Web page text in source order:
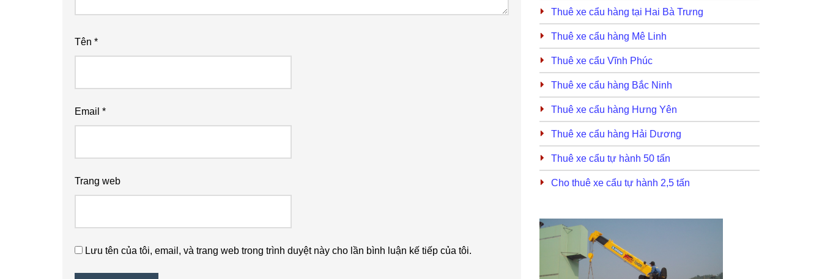
Tên *
Email *
Trang web
Lưu tên của tôi, email, và trang web trong trình duyệt này cho lần bình luận kế tiếp của tôi.
Thuê xe cẩu hàng tại Hai Bà Trưng
Thuê xe cẩu hàng Mê Linh
Thuê xe cẩu Vĩnh Phúc
Thuê xe cẩu hàng Bắc Ninh
Thuê xe cẩu hàng Hưng Yên
Thuê xe cẩu hàng Hải Dương
Thuê xe cẩu tự hành 50 tấn
Cho thuê xe cẩu tự hành 2,5 tấn